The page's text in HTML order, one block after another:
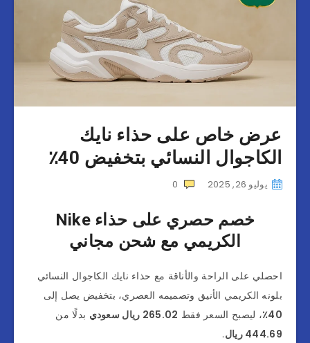
عرض خاص على حذاء نايك
الكاجوال النسائي بتخفيض 40٪
يوليو 26, 2025 0
خصم حصري على حذاء Nike
الكريمي مع شحن مجاني
احصلي على الراحة والأناقة مع حذاء نايك الكاجوال النسائي
بلونه الكريمي الأنيق وتصميمه العصري، بتخفيض يصل إلى
40٪ ، ليصبح السعر فقط 265.02 ريال سعودي
بدلًا من
444.69 ريال
.